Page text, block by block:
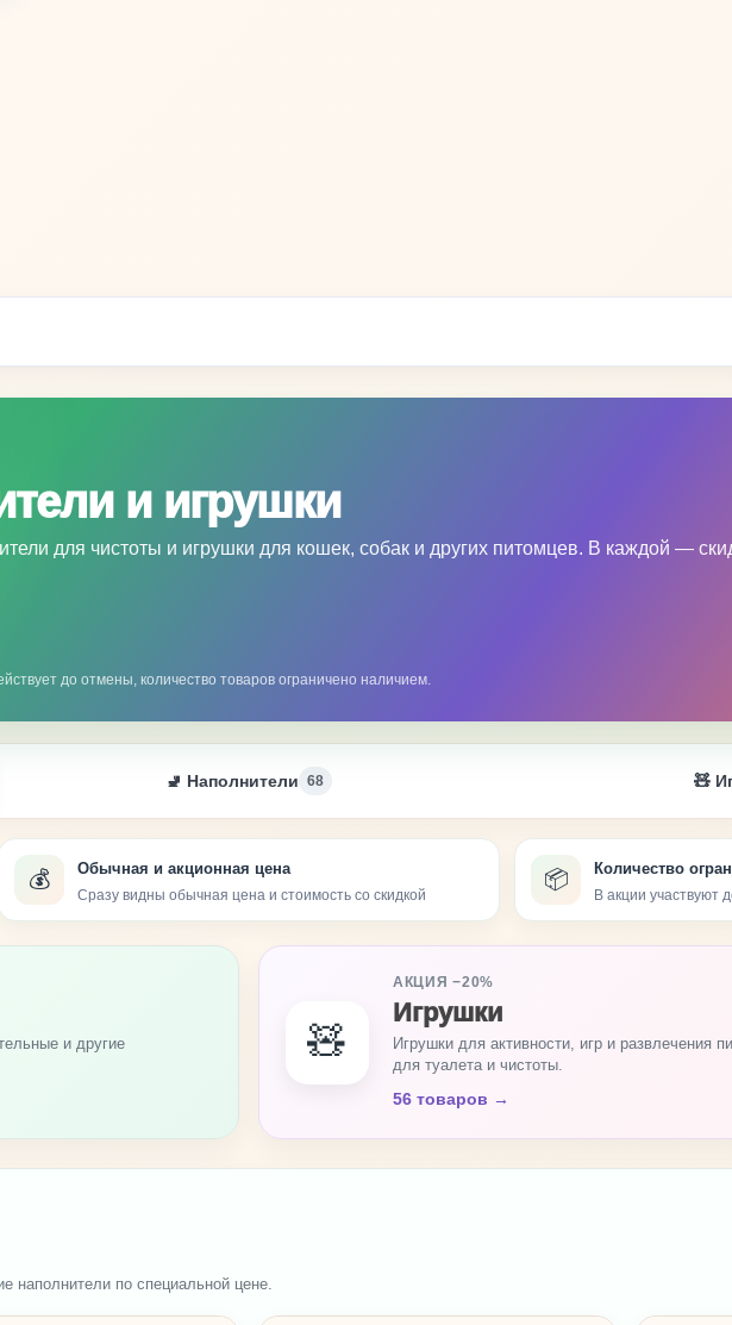
и игрушки
для чистоты и игрушки для кошек, собак и других питомцев. В каждой —
до отмены, количество товаров ограничено наличием.
🚽 Наполнители 68 🧸
💰 Обычная и акционная цена
Сразу видны обычная цена и стоимость со скидкой
📦 Количество
В акции участвуют
и другие
🧸
АКЦИЯ −20%
Игрушки
Игрушки для активности, игр и развлечения
для туалета и чистоты.
56 товаров →
наполнители по специальной цене.